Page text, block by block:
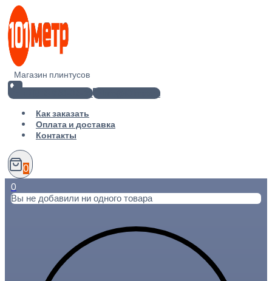
Перейти
содержимому
Магазин плинтусов
+7(812) 920-02-38
info@101metr.ru
Как заказать
Оплата и доставка
Контакты
0
0
Вы не добавили ни одного товара